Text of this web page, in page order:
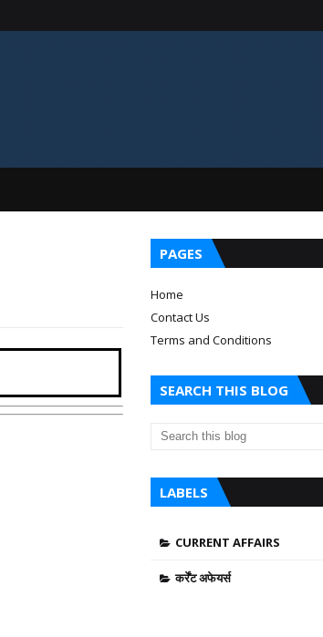
PAGES
Home
Contact Us
Terms and Conditions
SEARCH THIS BLOG
LABELS
CURRENT AFFAIRS
कर्रेंट अफेयर्स